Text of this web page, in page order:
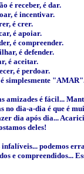
é receber, é dar.
é incentivar.
é crer.
é apoiar.
é compreender.
é defender.
é aceitar.
é perdoar.
simplesmente
amizades é fácil...
no dia-a-dia é que é
dia após dia...
deles!
infalíveis... podemos
e compreendidos...